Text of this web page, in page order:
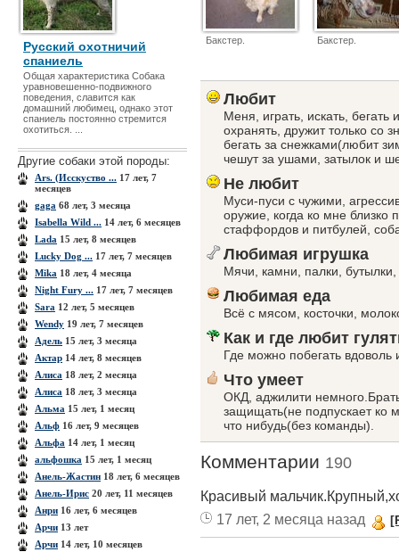
Русский охотничий
спаниель
Общая характеристика Собака
уравновешенно-подвижного
поведения, славится как
домашний любимец, однако этот
спаниель постоянно стремится
охотиться. ...
Другие собаки этой породы:
Ars. (Исскуство ... 17 лет, 7
месяцев
gaga 68 лет, 3 месяца
Isabella Wild ... 14 лет, 6 месяцев
Lada 15 лет, 8 месяцев
Lucky Dog ... 17 лет, 7 месяцев
Mika 18 лет, 4 месяца
Night Fury ... 17 лет, 7 месяцев
Sara 12 лет, 5 месяцев
Wendy 19 лет, 7 месяцев
Адель 15 лет, 3 месяца
Актар 14 лет, 8 месяцев
Алиса 18 лет, 2 месяца
Алиса 18 лет, 3 месяца
Альма 15 лет, 1 месяц
Альф 16 лет, 9 месяцев
Альфа 14 лет, 1 месяц
альфошка 15 лет, 1 месяц
Анель-Жастин 18 лет, 6 месяцев
Анель-Ирис 20 лет, 11 месяцев
Анри 16 лет, 6 месяцев
Арчи 13 лет
Арчи 14 лет, 10 месяцев
Бакстер. Бакстер.
Любит
Меня, играть, искать, бегать
охранять, дружит только со
бегать за снежками(любит
чешут за ушами, затылок и
Не любит
Муси-пуси с чужими,
оружие, когда ко мне близко
стаффордов и питбулей,
Любимая игрушка
Мячи, камни, палки, бутылки,
Любимая еда
Всё с мясом, косточки,
Как и где любит
Где можно побегать
Что умеет
ОКД, аджилити
защищать(не подпускает ко
что нибудь(без команды).
Комментарии 190
Красивый
17 лет, 2 месяца назад